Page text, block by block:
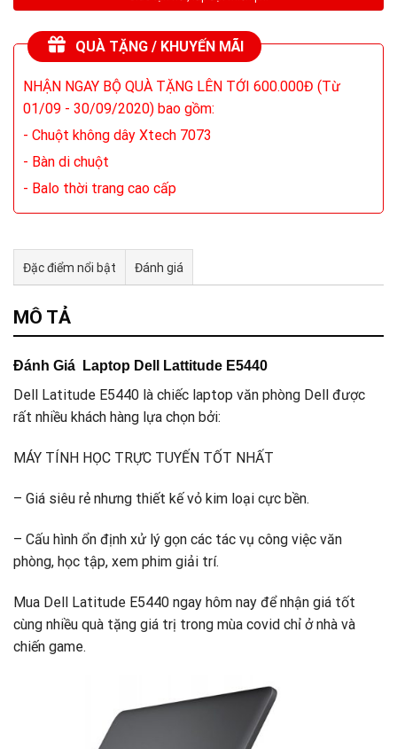
QUÀ TẶNG / KHUYẾN MÃI
NHẬN NGAY BỘ QUÀ TẶNG LÊN TỚI 600.000Đ (Từ
01/09 - 30/09/2020) bao gồm:
- Chuột không dây Xtech 7073
- Bàn di chuột
- Balo thời trang cao cấp
Đặc điểm nổi bật Đánh giá
Tư vấn & bán hàng qua Facebook
MÔ TẢ
Đánh Giá Laptop Dell Lattitude E5440
Dell Latitude E5440 là chiếc laptop văn phòng Dell được
rất nhiều khách hàng lựa chọn bởi:
MÁY TÍNH HỌC TRỰC TUYẾN TỐT NHẤT
– Giá siêu rẻ nhưng thiết kế vỏ kim loại cực bền.
– Cấu hình ổn định xử lý gọn các tác vụ công việc văn
phòng, học tập, xem phim giải trí.
Mua Dell Latitude E5440 ngay hôm nay để nhận giá tốt
cùng nhiều quà tặng giá trị trong mùa covid chỉ ở nhà và
chiến game.